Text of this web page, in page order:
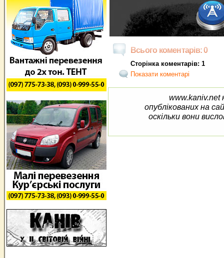
Всього коментарів: 0
Сторінка коментарів: 1
Показати коментарі
www.kaniv.net
опублікованих на
оскільки вони